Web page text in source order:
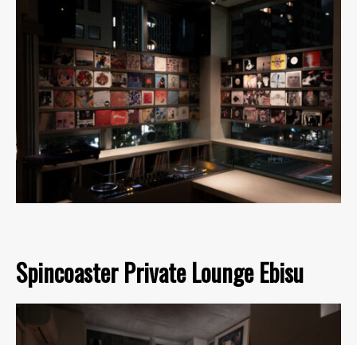
Spincoaster Private Lounge Ebisu